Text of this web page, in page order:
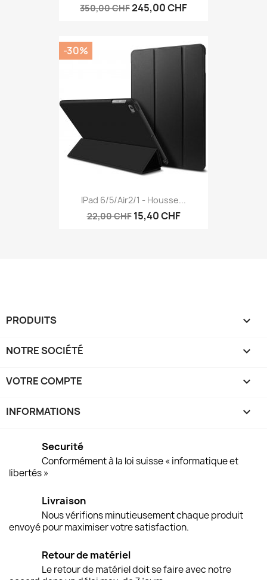
350,00 CHF245,00 CHF
IPad 6/5/air2/1 - Housse...
22,00 CHF 15,40 CHF
-30%
PRODUITS 
NOTRE SOCIÉTÉ 
VOTRE COMPTE 
INFORMATIONS keyboard_arrow_down
Securité
Conformément à la loi suisse « informatique et
libertés »
Livraison
Nous vérifions minutieusement chaque produit
envoyé pour maximiser votre satisfaction.
Retour de matériel
Le retour de matériel doit se faire avec notre